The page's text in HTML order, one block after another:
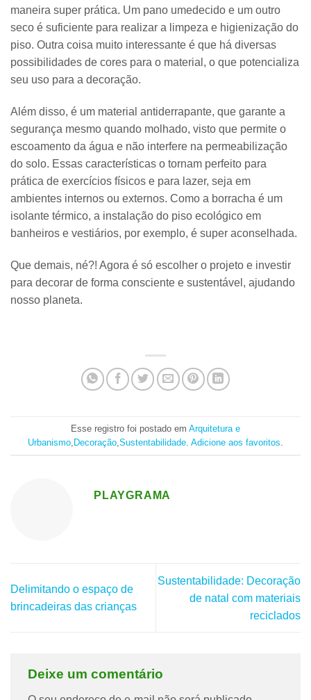
maneira super prática. Um pano umedecido e um outro
seco é suficiente para realizar a limpeza e higienização do
piso. Outra coisa muito interessante é que há diversas
possibilidades de cores para o material, o que potencializa
seu uso para a decoração.
Além disso, é um material antiderrapante, que garante a
segurança mesmo quando molhado, visto que permite o
escoamento da água e não interfere na permeabilização
do solo. Essas características o tornam perfeito para
prática de exercícios físicos e para lazer, seja em
ambientes internos ou externos. Como a borracha é um
isolante térmico, a instalação do piso ecológico em
banheiros e vestiários, por exemplo, é super aconselhada.
Que demais, né?! Agora é só escolher o projeto e investir
para decorar de forma consciente e sustentável, ajudando
nosso planeta.
Esse registro foi postado em Arquitetura e
Urbanismo Decoração Sustentabilidade Adicione aos favoritos
PLAYGRAMA
Delimitando o espaço de
brincadeiras das crianças
Sustentabilidade: Decoração
de natal com materiais
reciclados
Deixe um comentário